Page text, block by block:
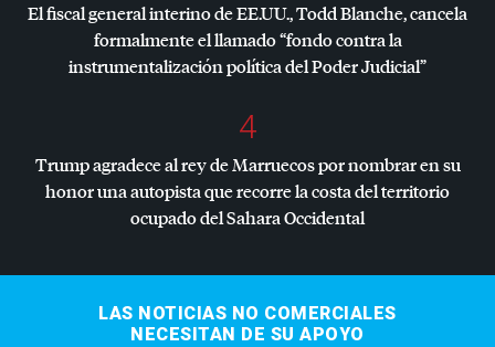
El fiscal general interino de EE.UU., Todd Blanche, cancela
formalmente el llamado “fondo contra la
instrumentalización política del Poder Judicial”
4
Trump agradece al rey de Marruecos por nombrar en su
honor una autopista que recorre la costa del territorio
ocupado del Sahara Occidental
LAS NOTICIAS NO COMERCIALES
NECESITAN DE SU APOYO